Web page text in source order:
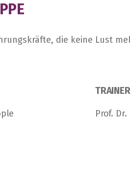
die keine Lust
TRAINER
Prof.